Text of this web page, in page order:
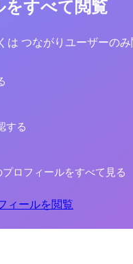
をすべて閲覧
は つながりユーザーの
する
プロフィールをすべて見る
ィールを閲覧